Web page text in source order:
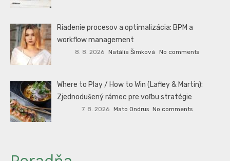
Riadenie procesov a optimalizácia: BPM a
workflow management
8. 8. 2026 Natália Šimková No comments
Where to Play / How to Win (Lafley & Martin):
Zjednodušený rámec pre voľbu stratégie
7. 8. 2026 Mato Ondrus No comments